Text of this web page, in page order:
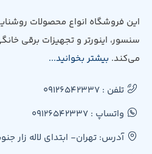
این فروشگاه انواع محصولات
سنسور، اینورتر و تجهیزات برقی
می‌کند. بیشتر بخوانید...
تلفن : 09126542337
واتساپ : 09126542337
آدرس: تهران- ابتدای لاله زار